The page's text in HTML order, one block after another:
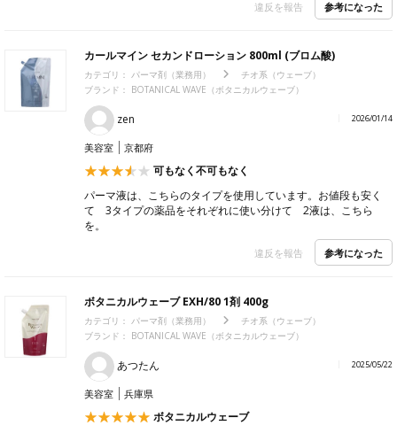
違反を報告 参考になった
カールマイン セカンドローション 800ml (ブロム酸)
カテゴリ： パーマ剤（業務用）
チオ系（ウェーブ）
ブランド： BOTANICAL WAVE（ボタニカルウェーブ）
zen 2026/01/14
美容室 京都府
可もなく不可もなく
パーマ液は、こちらのタイプを使用しています。お値段も安く
て 3タイプの薬品をそれぞれに使い分けて 2液は、こちら
を。
違反を報告 参考になった
ボタニカルウェーブ EXH/80 1剤 400g
カテゴリ： パーマ剤（業務用）
チオ系（ウェーブ）
ブランド： BOTANICAL WAVE（ボタニカルウェーブ）
あつたん 2025/05/22
美容室 兵庫県
ボタニカルウェーブ